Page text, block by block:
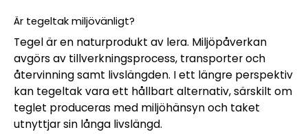
Är tegeltak miljövänligt?
Tegel är en naturprodukt av lera. Miljöpåverkan
avgörs av tillverkningsprocess, transporter och
återvinning samt livslängden. I ett längre perspektiv
kan tegeltak vara ett hållbart alternativ, särskilt om
teglet produceras med miljöhänsyn och taket
utnyttjar sin långa livslängd.